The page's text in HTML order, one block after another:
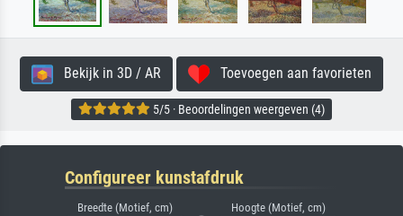
Bekijk in 3D / AR Toevoegen aan favorieten
5/5 · Beoordelingen weergeven (4)
Configureer kunstafdruk
Breedte (Motief, cm) Hoogte (Motief, cm)